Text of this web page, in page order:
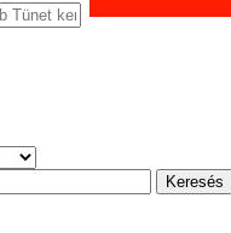
Keresés